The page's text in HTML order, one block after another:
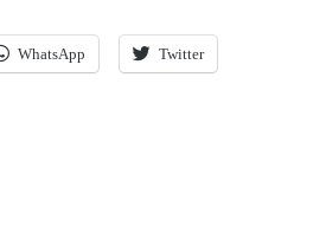
WhatsApp Twitter